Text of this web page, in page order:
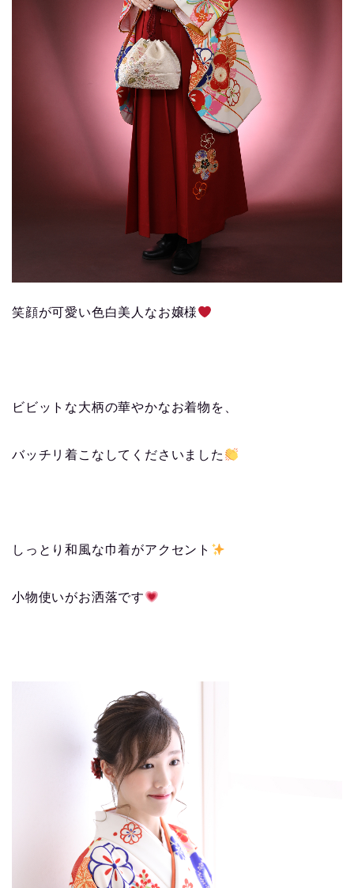
笑顔が可愛い色白美人なお嬢様
ビビットな大柄の華やかなお着物を、
バッチリ着こなしてくださいました
しっとり和風な巾着がアクセント
小物使いがお洒落です